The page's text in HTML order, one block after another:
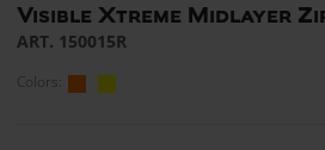
Visible Xtreme Midlayer
ART. 150015R
Colors: